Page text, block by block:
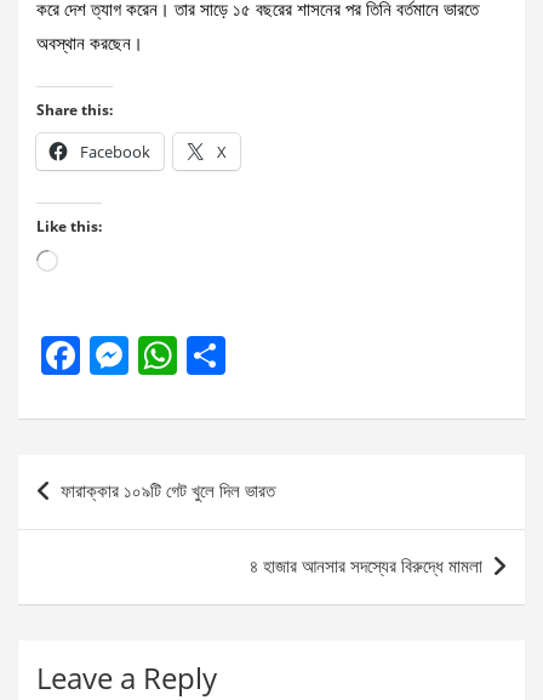
করে দেশ ত্যাগ করেন। তার সাড়ে ১৫ বছরের শাসনের পর তিনি বর্তমানে ভারতে
অবস্থান করছেন।
Share this:
Facebook X
Like this:
Loading…
F
ce
o
M
se
g
W
at
s
A
ar
e
Post
navigation
ফারাক্কার ১০৯টি গেট খুলে দিল ভারত
৪ হাজার আনসার সদস্যের বিরুদ্ধে মামলা
Leave a Reply